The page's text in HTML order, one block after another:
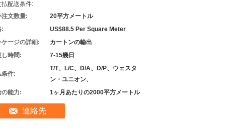
払配送条件:
注文数量:
20平方メートル
:
US$88.5 Per Square Meter
ケージの詳細:
カートンの輸出
し時間:
7-15幾日
条件:
T/T、L/C、D/A、D/P、ウェスタ
ン・ユニオン、
の能力:
1ヶ月あたりの2000平方メートル
連絡先